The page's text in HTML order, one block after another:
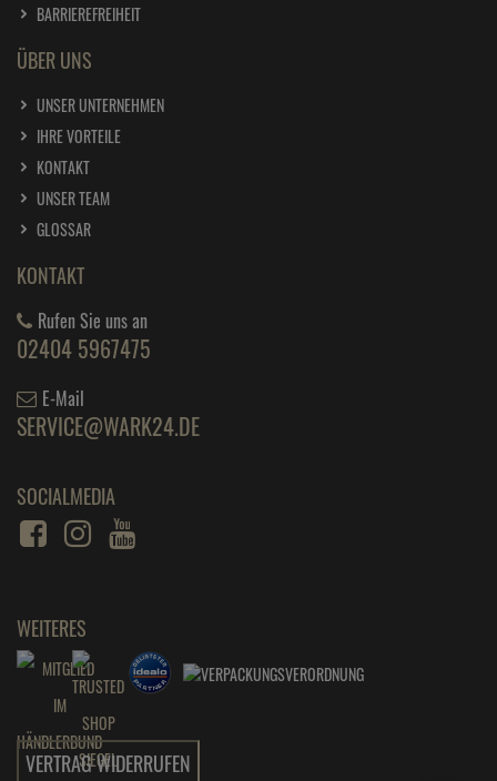
BARRIEREFREIHEIT
ÜBER UNS
UNSER UNTERNEHMEN
IHRE VORTEILE
KONTAKT
UNSER TEAM
GLOSSAR
KONTAKT
Rufen Sie uns an
02404 5967475
E-Mail
SERVICE@WARK24.DE
SOCIALMEDIA
WEITERES
VERTRAG WIDERRUFEN